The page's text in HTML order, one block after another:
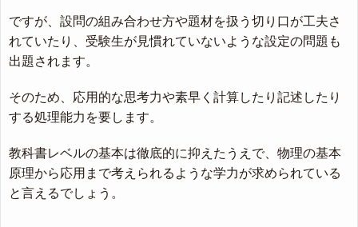
ですが、設問の組み合わせ方や題材を扱う切り口が工夫さ
れていたり、受験生が見慣れていないような設定の問題も
出題されます。
そのため、応用的な思考力や素早く計算したり記述したり
する処理能力を要します。
教科書レベルの基本は徹底的に抑えたうえで、物理の基本
原理から応用まで考えられるような学力が求められている
と言えるでしょう。